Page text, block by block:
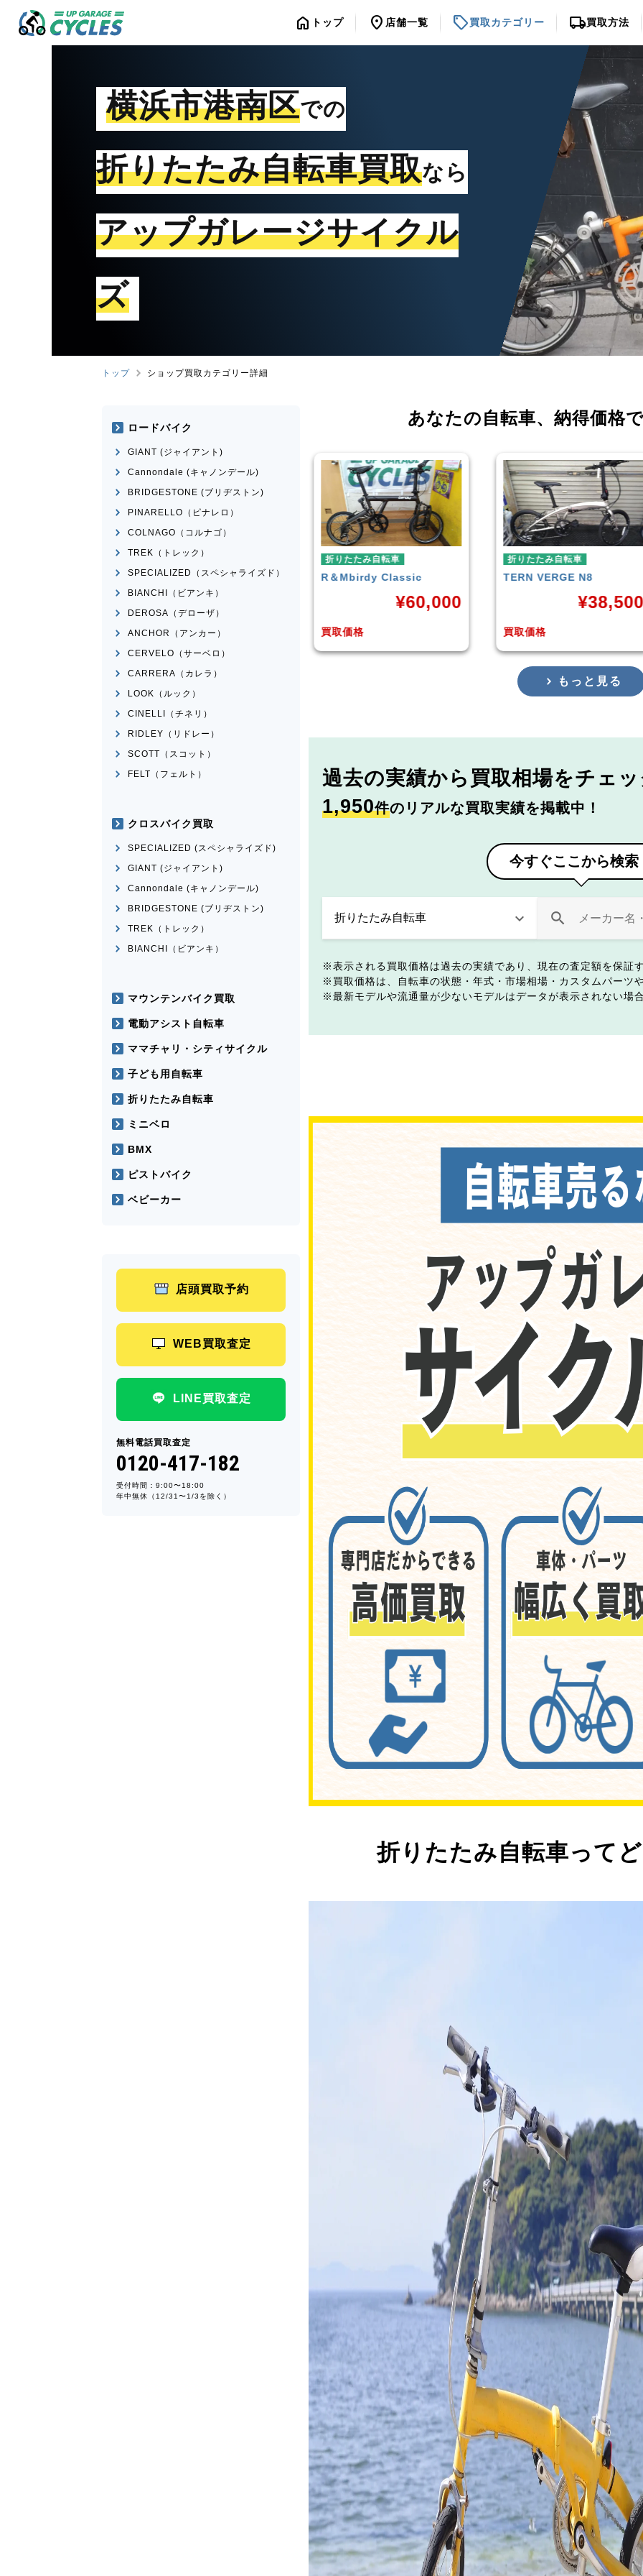
home トップ location_on 店舗一覧 sell買取カテゴリー local_shipping買取方法
横浜市港南区での
折りたたみ自転車買取なら
アップガレージサイクル
ズ
トップ ショップ買取カテゴリー詳細
あなたの自転車、 納得価格
折りたたみ自転車
R＆Mbirdy Classic
買取価格
¥
折りたたみ自転車
TERNVERGE N8
買取価格
¥38,500
折りたたみ自転車
RENAULTLIGHT-8 AL-
買取価格
¥
もっと見る
過去の実績から 買取相場をチェ
1,950件のリアルな買取実績を掲載中！
今すぐここから検索
表示される買取価格は過去の実績であり、現在の査定額を保証
買取価格は、自転車の状態・年式・市場相場・カスタムパーツ
最新モデルや流通量が少ないモデルはデータが表示されない場
折りたたみ自転車って
ロードバイク
GIANT (ジャイアント)
Cannondale (キャノンデール)
BRIDGESTONE (ブリヂストン)
PINARELLO（ピナレロ）
COLNAGO（コルナゴ）
TREK（トレック）
SPECIALIZED（スペシャライズド）
BIANCHI（ビアンキ）
DEROSA（デローザ）
ANCHOR（アンカー）
CERVELO（サーベロ）
CARRERA（カレラ）
LOOK（ルック）
CINELLI（チネリ）
RIDLEY（リドレー）
SCOTT（スコット）
FELT（フェルト）
クロスバイク買取
SPECIALIZED (スペシャライズド)
GIANT (ジャイアント)
Cannondale (キャノンデール)
BRIDGESTONE (ブリヂストン)
TREK（トレック）
BIANCHI（ビアンキ）
マウンテンバイク買取
電動アシスト自転車
ママチャリ・シティサイクル
子ども用自転車
折りたたみ自転車
ミニベロ
BMX
ピストバイク
ベビーカー
店頭買取予約
WEB買取査定
LINE買取査定
無料電話買取査定
0120-417-182
受付時間：9:00〜18:00
年中無休（12/31〜1/3を除く）